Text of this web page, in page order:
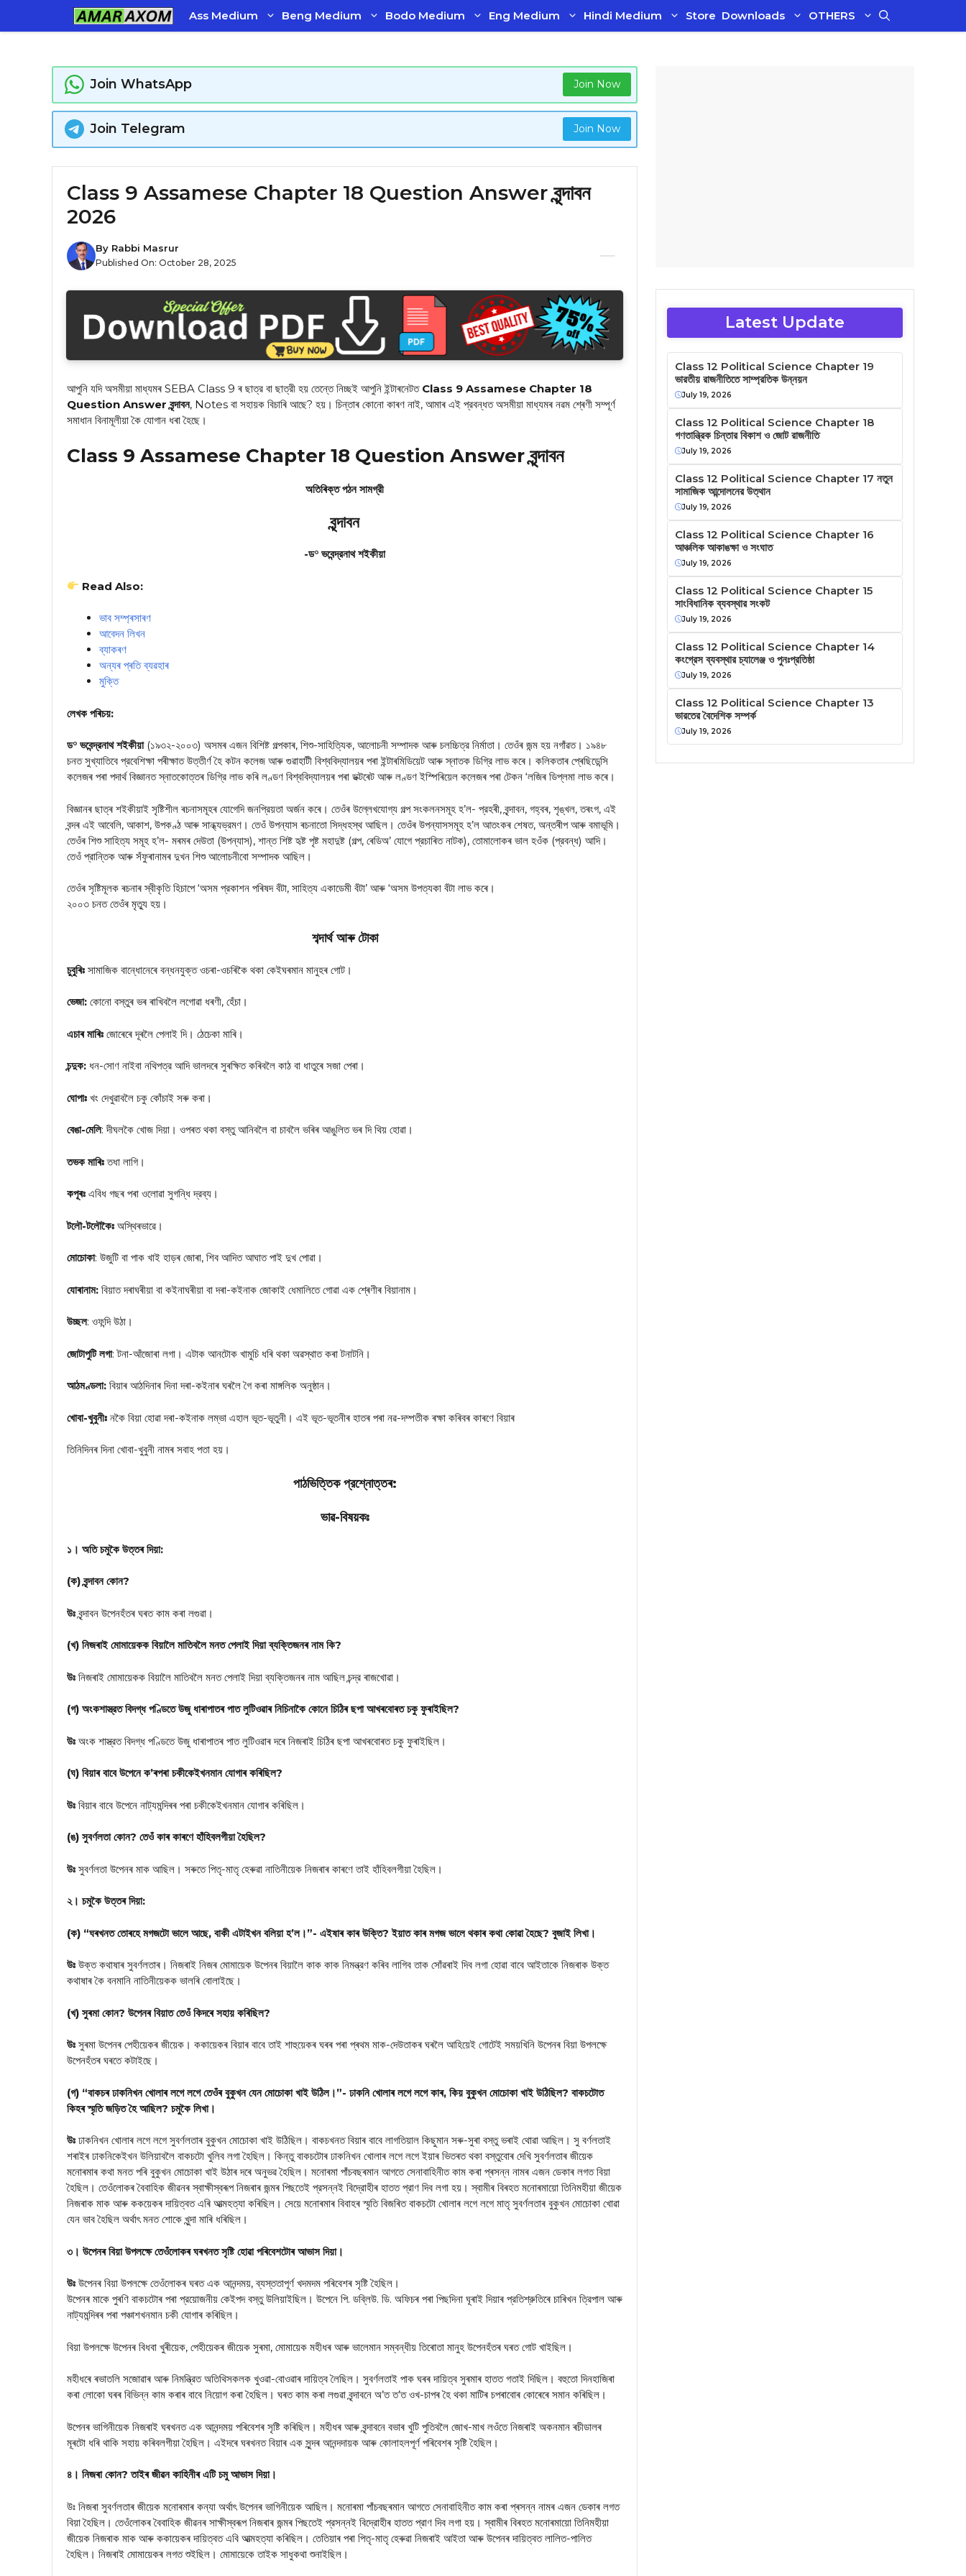
Ass Medium Beng Medium Bodo Medium Eng Medium Hindi Medium Store Downloads OTHERS
Join WhatsApp Join Now
Join Telegram Join Now
Class 9 Assamese Chapter 18 Question Answer বৃন্দাবন
2026
By Rabbi Masrur
Published On: October 28, 2025
আপুনি যদি অসমীয়া মাধ্যমৰ SEBA Class 9 ৰ ছাত্র বা ছাত্রী হয় তেন্তে নিচ্ছই আপুনি ইন্টাৰনেটত Class 9 Assamese Chapter 18
Question Answer বৃন্দাবন, Notes বা সহায়ক বিচাৰি আছে? হয়। চিন্তাৰ কোনো কাৰণ নাই, আমাৰ এই প্রবন্ধত অসমীয়া মাধ্যমৰ নৱম শ্ৰেণী সম্পূৰ্ণ
সমাধান বিনামূলীয়া কৈ যোগান ধৰা হৈছে।
Class 9 Assamese Chapter 18 Question Answer বৃন্দাবন
অতিৰিক্ত পঠন সামগ্রী
বৃন্দাবন
-ড° ভবেন্দ্রনাথ শইকীয়া
Read Also:
ভাব সম্প্ৰসাৰণ
আবেদন লিখন
ব্যাকৰণ
অন্যৰ প্ৰতি ব্যৱহাৰ
মুক্তি
লেখক পৰিচয়:
ড° ভবেন্দ্রনাথ শইকীয়া(১৯৩২-২০০৩) অসমৰ এজন বিশিষ্ট গল্পকাৰ, শিশু-সাহিত্যিক, আলোচনী সম্পাদক আৰু চলচ্চিত্র নির্মাতা। তেওঁৰ জন্ম হয় নগাঁৱত। ১৯৪৮
চনত সুখ্যাতিবে প্রবেশিক্ষা পৰীক্ষাত উত্তীর্ণ হৈ কটন কলেজ আৰু গুৱাহাটী বিশ্ববিদ্যালয়ৰ পৰা ইন্টাৰমিডিয়েট আৰু স্নাতক ডিগ্রি লাভ কৰে। কলিকতাৰ প্ৰেছিডেন্সি
কলেজৰ পৰা পদার্থ বিজ্ঞানত স্নাতকোত্তৰ ডিগ্রি লাভ কৰি লণ্ডণ বিশ্ববিদ্যালয়ৰ পৰা ডক্টৰেট আৰু লণ্ডণ ইস্পিৰিয়েল কলেজৰ পৰা টেকন ‘লজিৰ ডিপ্লমা লাভ কৰে।
বিজ্ঞানৰ ছাত্ৰ শইকীয়াই সৃষ্টিশীল ৰচনাসমূহৰ যোগেদি জনপ্রিয়তা অর্জন কৰে। তেওঁৰ উল্লেখযোগ্য গল্প সংকলনসমূহ হ’ল- প্রহৰী, বৃন্দাবন, গহ্বৰ, শৃঙ্খল, তৰংগ, এই
বন্দৰ এই আবেলি, আকাশ, উপকণ্ঠ আৰু সান্ধ্যভ্রমণ। তেওঁ উপন্যাস ৰচনাতো সিদ্ধহস্থ আছিল। তেওঁৰ উপন্যাসসমূহ হ’ল আতংকৰ শেষত, অন্তৰীপ আৰু বমাভূমি।
তেওঁৰ শিশু সাহিত্য সমূহ হ’ল- মৰমৰ দেউতা (উপন্যাস), শান্ত শিষ্ট হৃষ্ট পৃষ্ট মহাদুষ্ট (গল্প, ৰেডিঅ’ যোগে প্রচাৰিত নাটক), তোমালোকৰ ভাল হওঁক (প্রবন্ধ) আদি।
তেওঁ প্রান্তিক আৰু সঁফুৰানামৰ দুখন শিশু আলোচনীবো সম্পাদক আছিল।
তেওঁৰ সৃষ্টিমূলক ৰচনাৰ স্বীকৃতি হিচাপে ‘অসম প্রকাশন পৰিষদ বঁটা, সাহিত্য একাডেমী বঁটা’ আৰু ‘অসম উপত্যকা বঁটা লাভ কৰে।
২০০৩ চনত তেওঁৰ মৃত্যু হয়।
শব্দার্থ আৰু টোকা
চুবুৰিঃ সামাজিক বান্ধোনেৰে বন্ধনযুক্ত ওচৰা-ওচৰিকৈ থকা কেইঘৰমান মানুহৰ গোট।
ভেজা: কোনো বস্তুৰ ভৰ ৰাখিবলৈ লগোৱা ধৰণী, হেঁচা।
এচাৰ মাৰিঃ জোৰেৰে দূৰলৈ পেলাই দি। ঠেচেকা মাৰি।
চন্দুক: ধন-সোণ নাইবা নথিপত্র আদি ভালদৰে সুৰক্ষিত কৰিবলৈ কাঠ বা ধাতুৰে সজা পেৰা।
ঘোপাঃ খং দেখুৱাবলৈ চকু কোঁচাই সৰু কৰা।
বেঙা-মেলি: দীঘলকৈ খোজ দিয়া। ওপৰত থকা বস্তু আনিবলৈ বা চাবলৈ ভৰিৰ আঙুলিত ভৰ দি থিয় হোৱা।
তভক মাৰিঃতধা লাগি।
কপূৰঃ এবিধ গছৰ পৰা ওলোৱা সুগন্ধি দ্রব্য।
টলৌ-টলৌকৈঃ অস্থিৰভাৱে।
মোচোকা: উজুটি বা পাক খাই হাড়ৰ জোৰা, শিব আদিত আঘাত পাই দুখ পোৱা।
যোৰানাম: বিয়াত দৰাঘৰীয়া বা কইনাঘৰীয়া বা দৰা-কইনাক জোকাই ধেমালিতে গোৱা এক শ্ৰেণীৰ বিয়ানাম।
উচ্ছল: ওফন্দি উঠা।
জোটাপুটি লগা: টনা-আঁজোৰা লগা। এটাক আনটোক খামুচি ধৰি থকা অৱস্থাত কৰা টনাটনি।
আঠমণ্ডলা: বিয়াৰ আঠদিনাৰ দিনা দৰা-কইনাৰ ঘৰলৈ গৈ কৰা মাঙ্গলিক অনুষ্ঠান।
খোবা-খুবুনীঃ নকৈ বিয়া হোৱা দৰা-কইনাক লম্ভা এহাল ভূত-ভূতুনী। এই ভূত-ভূতনীৰ হাতৰ পৰা নৱ-দম্পতীক ৰক্ষা কৰিবৰ কাৰণে বিয়াৰ
তিনিদিনৰ দিনা খোবা-খুবুনী নামৰ সবাহ পতা হয়।
পাঠভিত্তিক প্রশ্নোত্তৰ:
ভাৱ-বিষয়কঃ
১। অতি চমুকৈ উত্তৰ দিয়া:
(ক) বৃন্দাবন কোন?
উঃ বৃন্দাবন উপেনহঁতৰ ঘৰত কাম কৰা লগুৱা।
(খ) নিজৰাই মোমায়েকক বিয়ালৈ মাতিবলৈ মনত পেলাই দিয়া ব্যক্তিজনৰ নাম কি?
উঃ নিজৰাই মোমায়েকক বিয়ালৈ মাতিবলৈ মনত পেলাই দিয়া ব্যক্তিজনৰ নাম আছিল চন্দ্র ৰাজখোৱা।
(গ) অংকশাস্ত্রত বিদগ্ধ পণ্ডিতে উজু ধাৰাপাতৰ পাত লুটিওৱাৰ নিচিনাকৈ কোনে চিঠিৰ ছপা আখৰবোৰত চকু ফুৰাইছিল?
উঃ অংক শাস্ত্রত বিদগ্ধ পণ্ডিতে উজু ধাৰাপাতৰ পাত লুটিওৱাৰ দৰে নিজৰাই চিঠিৰ ছপা আখৰবোৰত চকু ফুৰাইছিল।
(ঘ) বিয়াৰ বাবে উপেনে ক’ৰপৰা চকীকেইখনমান যোগাৰ কৰিছিল?
উঃ বিয়াৰ বাবে উপেনে নাট্যমন্দিৰৰ পৰা চকীকেইখনমান যোগাৰ কৰিছিল।
(ঙ) সুবর্ণলতা কোন? তেওঁ কাৰ কাৰণে হাঁহিবলগীয়া হৈছিল?
উঃ সুবর্ণলতা উপেনৰ মাক আছিল। সৰুতে পিতৃ-মাতৃ হেৰুৱা নাতিনীয়েক নিজৰাৰ কাৰণে তাই হাঁহিবলগীয়া হৈছিল।
২। চমুকৈ উত্তৰ দিয়া:
(ক) “ঘৰখনত তোৰহে মগজটো ভালে আছে, বাকী এটাইখন বলিয়া হ’ল।”- এইষাৰ কাৰ উক্তি? ইয়াত কাৰ মগজ ভালে থকাৰ কথা কোৱা হৈছে? বুজাই লিখা।
উঃ উক্ত কথাষাৰ সুবর্ণলতাৰ। নিজৰাই নিজৰ মোমায়েক উপেনৰ বিয়ালৈ কাক কাক নিমন্ত্রণ কৰিব লাগিব তাক সোঁৱৰাই দিব লগা হোৱা বাবে আইতাকে নিজৰাক উক্ত
কথাষাৰ কৈ বনমানি নাতিনীয়েকক ভালৰি বোলাইছে।
(খ) সুৰমা কোন? উপেনৰ বিয়াত তেওঁ কিদৰে সহায় কৰিছিল?
উঃ সুৰমা উপেনৰ পেহীয়েকৰ জীয়েক। ককায়েকৰ বিয়াৰ বাবে তাই শাহুয়েকৰ ঘৰৰ পৰা প্ৰথম মাক-দেউতাকৰ ঘৰলৈ আহিয়েই গোটেই সময়খিনি উপেনৰ বিয়া উপলক্ষে
উপেনহঁতৰ ঘৰতে কটাইছে।
(গ) “বাকচৰ ঢাকনিখন খোলাৰ লগে লগে তেওঁৰ বুকুখন যেন মোচোকা খাই উঠিল।”- ঢাকনি খোলাৰ লগে লগে কাৰ, কিয় বুকুখন মোচোকা খাই উঠিছিল? বাকচটোত
কিহৰ স্মৃতি জড়িত হৈ আছিল? চমুকৈ লিখা।
উঃ ঢাকনিখন খোলাৰ লগে লগে সুবর্ণলতাৰ বুকুখন মোচোকা খাই উঠিছিল। বাকচখনত বিয়াৰ বাবে লাগতিয়াল কিছুমান সৰু-সুৰা বস্তু ভৰাই থোৱা আছিল। সু বৰ্ণলতাই
শৰাইৰ ঢাকনিকেইখন উলিয়াবলৈ বাকচটো খুলিব লগা হৈছিল। কিন্তু বাকচটোৰ ঢাকনিখন খোলাৰ লগে লগে ইয়াৰ ভিতৰত থকা বস্তুবোৰ দেখি সুবর্ণলতাৰ জীয়েক
মনোৰমাৰ কথা মনত পৰি বুকুখন মোচোকা খাই উঠাৰ দৰে অনুভৱ হৈছিল। মনোৰমা পাঁচবছৰমান আগতে সেনাবাহিনীত কাম কৰা প্ৰসন্ন নামৰ এজন ডেকাৰ লগত বিয়া
হৈছিল। তেওঁলোকৰ বৈবাহিক জীৱনৰ স্বাক্ষীস্বৰূপ নিজৰাৰ জন্মৰ পিছতেই প্রসন্নই বিদ্রোহীৰ হাতত প্রাণ দিব লগা হয়। স্বামীৰ বিৰহত মনোৰমায়ো তিনিমহীয়া জীয়েক
নিজৰাক মাক আৰু ককয়েকৰ দায়িত্বত এৰি আত্মহত্যা কৰিছিল। সেয়ে মনোৰমাৰ বিবাহৰ স্মৃতি বিজৰিত বাকচটো খোলাৰ লগে লগে মাতৃ সুবর্ণলতাৰ বুকুখন মোচোকা খোৱা
যেন ভাব হৈছিল অর্থাৎ মনত শোকে খুন্দা মাৰি ধৰিছিল।
৩। উপেনৰ বিয়া উপলক্ষে তেওঁলোকৰ ঘৰখনত সৃষ্টি হোৱা পৰিবেশটোৰ আভাস দিয়া।
উঃ উপেনৰ বিয়া উপলক্ষে তেওঁলোকৰ ঘৰত এক আনন্দময়, ব্যস্ততাপূর্ণ খদমদম পৰিবেশৰ সৃষ্টি হৈছিল।
উপেনৰ মাকে পুৰণি বাকচটোৰ পৰা প্রয়োজনীয় কেইপদ বস্তু উলিয়াইছিল। উপেনে পি. ডব্লিউ. ডি. অফিচৰ পৰা পিছদিনা ঘূৰাই দিয়াৰ প্রতিশ্রুতিৰে চাৰিখন ত্রিপাল আৰু
নাট্যমন্দিৰৰ পৰা পঞ্চাশখনমান চকী যোগাৰ কৰিছিল।
বিয়া উপলক্ষে উপেনৰ বিধবা খুৰীয়েক, পেহীয়েকৰ জীয়েক সুৰমা, মোমায়েক মহীধৰ আৰু ভালেমান সম্বন্ধীয় তিৰোতা মানুহ উপেনহঁতৰ ঘৰত গোট খাইছিল।
মহীধৰে ৰভাতলি সজোৱাৰ আৰু নিমন্ত্রিত অতিথিসকলক খুওৱা-বোওৱাৰ দায়িত্ব লৈছিল। সুবৰ্ণলতাই পাক ঘৰৰ দায়িত্ব সুৰমাৰ হাতত গতাই দিছিল। বহুতো দিনহাজিৰা
কৰা লোকো ঘৰৰ বিভিন্ন কাম কৰাৰ বাবে নিয়োগ কৰা হৈছিল। ঘৰত কাম কৰা লগুৱা বৃন্দাবনে অ’ত ত’ত ওখ-চাপৰ হৈ থকা মাটিৰ চপৰাবোৰ কোৰেৰে সমান কৰিছিল।
উপেনৰ ভাগিনীয়েক নিজৰাই ঘৰখনত এক আনন্দময় পৰিবেশৰ সৃষ্টি কৰিছিল। মহীধৰ আৰু বৃন্দাবনে বভাৰ খুটি পুতিবলৈ জোখ-মাখ লওঁতে নিজৰাই অকনমান ৰচীডালৰ
মূৰটো ধৰি থাকি সহায় কৰিবলগীয়া হৈছিল। এইদৰে ঘৰখনত বিয়াৰ এক সুন্দৰ আনন্দদায়ক আৰু কোলাহলপূৰ্ণ পৰিবেশৰ সৃষ্টি হৈছিল।
৪। নিজৰা কোন? তাইৰ জীৱন কাহিনীৰ এটি চমু আভাস দিয়া।
উঃ নিজৰা সুবর্ণলতাৰ জীয়েক মনোৰমাৰ কন্যা অর্থাৎ উপেনৰ ভাগিনীয়েক আছিল। মনোৰমা পাঁচবছৰমান আগতে সেনাবাহিনীত কাম কৰা প্ৰসন্ন নামৰ এজন ডেকাৰ লগত
বিয়া হৈছিল। তেওঁলোকৰ বৈবাহিক জীৱনৰ সাক্ষীস্বৰূপ নিজৰাৰ জন্মৰ পিছতেই প্রসন্নই বিদ্রোহীৰ হাতত প্রাণ দিব লগা হয়। স্বামীৰ বিৰহত মনোৰমায়ো তিনিমহীয়া
জীয়েক নিজৰাক মাক আৰু ককায়েকৰ দায়িত্বত এবি আত্মহত্যা কৰিছিল। তেতিয়াৰ পৰা পিতৃ-মাতৃ হেৰুৱা নিজৰাই আইতা আৰু উপেনৰ দায়িত্বত লালিত-পালিত
হৈছিল। নিজৰাই মোমায়েকৰ লগত শুইছিল। মোমায়েকে তাইক সাধুকথা শুনাইছিল।
Latest Update
Class 12 Political Science Chapter 19
ভারতীয় রাজনীতিতে সাম্প্রতিক উন্নয়ন
July 19, 2026
Class 12 Political Science Chapter 18
গণতান্ত্রিক চিন্তার বিকাশ ও জোট রাজনীতি
July 19, 2026
Class 12 Political Science Chapter 17 নতুন
সামাজিক আন্দোলনের উত্থান
July 19, 2026
Class 12 Political Science Chapter 16
আঞ্চলিক আকাঙক্ষা ও সংঘাত
July 19, 2026
Class 12 Political Science Chapter 15
সাংবিধানিক ব্যবস্থার সংকট
July 19, 2026
Class 12 Political Science Chapter 14
কংগ্রেস ব্যবস্থার চ্যালেঞ্জ ও পুনঃপ্রতিষ্ঠা
July 19, 2026
Class 12 Political Science Chapter 13
ভারতের বৈদেশিক সম্পর্ক
July 19, 2026